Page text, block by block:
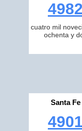
4982
cuatro mil
ochenta y
Santa Fe
4901